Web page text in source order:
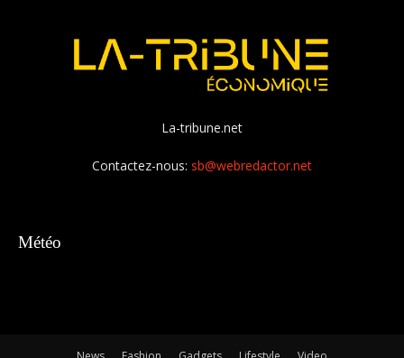
La-tribune.net
Contactez-nous: sb@webredactor.net
Météo